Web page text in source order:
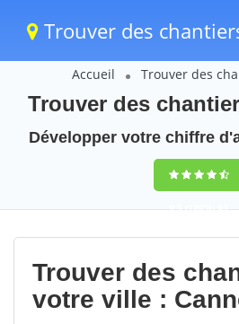
Trouver des
Accueil Trouver des
Trouver des
Développer votre chiffre
9,5(100%)63
votes
Trouver des
votre ville :